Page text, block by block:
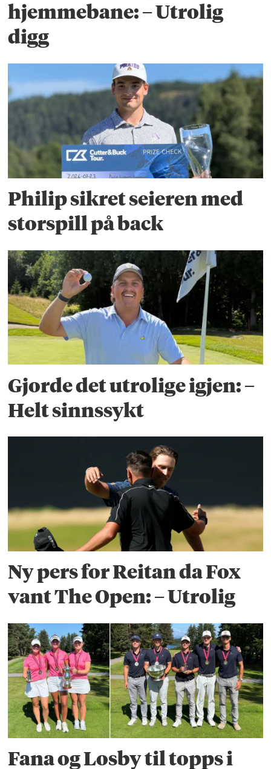
hjemmebane: – Utrolig
digg
Philip sikret seieren med
storspill på back
Gjorde det utrolige igjen: –
Helt sinnssykt
Ny pers for Reitan da Fox
vant The Open: – Utrolig
Fana og Losby til topps i